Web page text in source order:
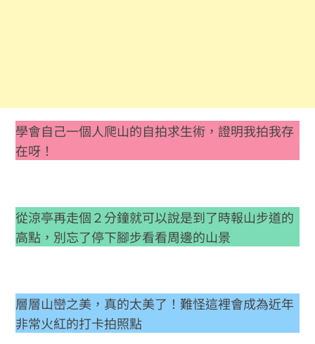
學會自己一個人爬山的自拍求生術，證明我拍我存
在呀！
從涼亭再走個２分鐘就可以說是到了時報山步道的
高點，別忘了停下腳步看看周邊的山景
層層山巒之美，真的太美了！難怪這裡會成為近年
非常火紅的打卡拍照點